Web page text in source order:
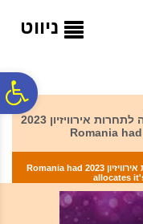
ניווט
רומניה שיבצה את השירים בגמר קדם שלה לתחרות אירוויזיון 2023
Romania
רומניה שיבצה את השירים בגמר קדם שלה לתחרות אירוויזיון 2023 Romania had
allocates